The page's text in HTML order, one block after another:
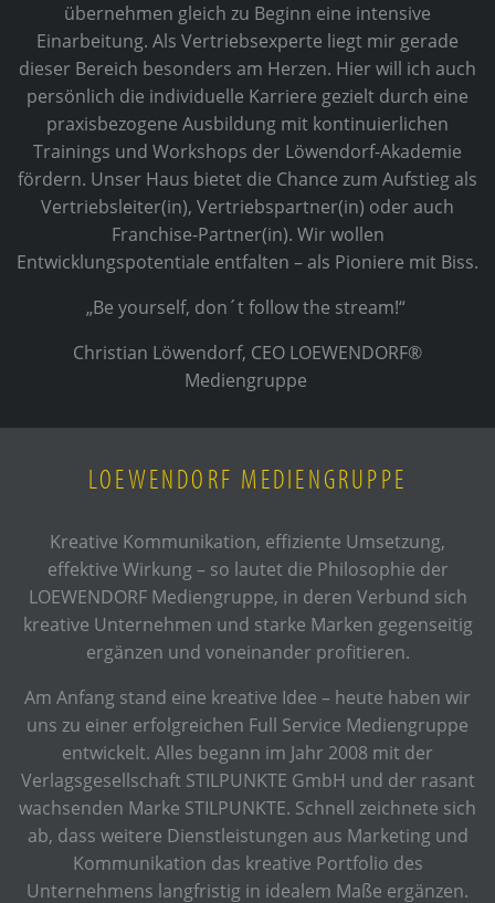
übernehmen gleich zu Beginn eine intensive
Einarbeitung. Als Vertriebsexperte liegt mir gerade
dieser Bereich besonders am Herzen. Hier will ich auch
persönlich die individuelle Karriere gezielt durch eine
praxisbezogene Ausbildung mit kontinuierlichen
Trainings und Workshops der Löwendorf-Akademie
fördern. Unser Haus bietet die Chance zum Aufstieg als
Vertriebsleiter(in), Vertriebspartner(in) oder auch
Franchise-Partner(in). Wir wollen
Entwicklungspotentiale entfalten – als Pioniere mit Biss.
„Be yourself, don´t follow the stream!“
Christian Löwendorf, CEO LOEWENDORF®
Mediengruppe
LOEWENDORF MEDIENGRUPPE
Kreative Kommunikation, effiziente Umsetzung,
effektive Wirkung – so lautet die Philosophie der
LOEWENDORF Mediengruppe, in deren Verbund sich
kreative Unternehmen und starke Marken gegenseitig
ergänzen und voneinander profitieren.
Am Anfang stand eine kreative Idee – heute haben wir
uns zu einer erfolgreichen Full Service Mediengruppe
entwickelt. Alles begann im Jahr 2008 mit der
Verlagsgesellschaft STILPUNKTE GmbH und der rasant
wachsenden Marke STILPUNKTE. Schnell zeichnete sich
ab, dass weitere Dienstleistungen aus Marketing und
Kommunikation das kreative Portfolio des
Unternehmens langfristig in idealem Maße ergänzen.